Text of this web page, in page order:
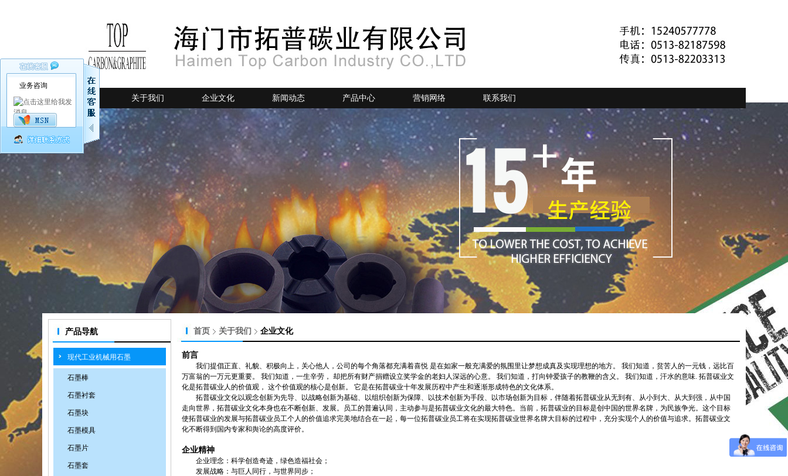
网站首页 关于我们 企业文化 新闻动态 产品中心 营销网络 联系我们
产品导航
现代工业机械用石墨
石墨棒
石墨衬套
石墨块
石墨模具
石墨片
石墨套
首页 关于我们 企业文化
前言
我们提倡正直、礼貌、积极向上，关心他人，公司的每个角落都充满着喜悦 是在如家一般充满爱的氛围里让梦想成真及实现理想的地方。 我们知道，贫苦人的一元钱，远比百
万富翁的一万元更重要。 我们知道，一生辛劳， 却把所有财产捐赠设立奖学金的老妇人深远的心意。 我们知道，打向钟爱孩子的教鞭的含义。 我们知道，汗水的意味. 拓普碳业文
化是拓普碳业人的价值观， 这个价值观的核心是创新。 它是在拓普碳业十年发展历程中产生和逐渐形成特色的文化体系。
拓普碳业文化以观念创新为先导、以战略创新为基础、以组织创新为保障、以技术创新为手段、以市场创新为目标，伴随着拓普碳业从无到有、从小到大、从大到强，从中国
走向世界，拓普碳业文化本身也在不断创新、发展。员工的普遍认同，主动参与是拓普碳业文化的最大特色。当前，拓普碳业的目标是创中国的世界名牌，为民族争光。这个目标
使拓普碳业的发展与拓普碳业员工个人的价值追求完美地结合在一起，每一位拓普碳业员工将在实现拓普碳业世界名牌大目标的过程中，充分实现个人的价值与追求。拓普碳业文
化不断得到国内专家和舆论的高度评价。
企业精神
企业理念：科学创造奇迹，绿色造福社会；
发展战略：与巨人同行，与世界同步；
业务咨询